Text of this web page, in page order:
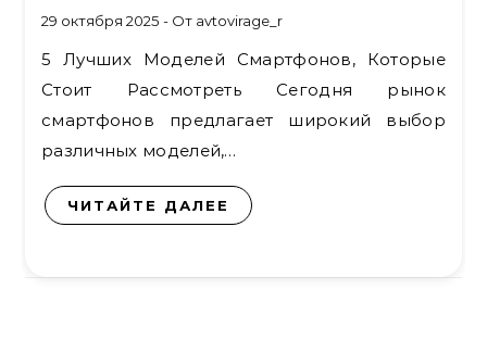
29 октября 2025 - От avtovirage_r
5 Лучших Моделей Смартфонов, Которые
Стоит Рассмотреть Сегодня рынок
смартфонов предлагает широкий выбор
различных моделей,…
ЧИТАЙТЕ ДАЛЕЕ